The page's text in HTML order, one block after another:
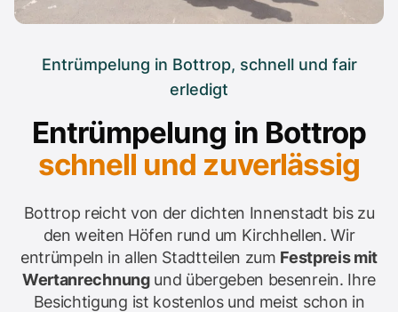
Entrümpelung in Bottrop, schnell und fair
erledigt
Entrümpelung in Bottrop
schnell und zuverlässig
Bottrop reicht von der dichten Innenstadt bis zu
den weiten Höfen rund um Kirchhellen. Wir
entrümpeln in allen Stadtteilen zum Festpreis mit
Wertanrechnungund übergeben besenrein. Ihre
Besichtigung ist kostenlos und meist schon in